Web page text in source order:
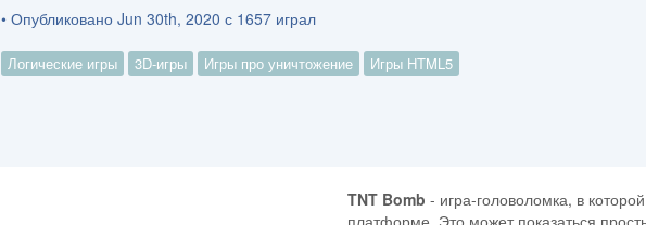
• Опубликовано Jun 30th, 2020 с 1657 играл
Логические игры 3D-игры Игры про уничтожение Игры HTML5
TNT Bomb - игра-головоломка, в